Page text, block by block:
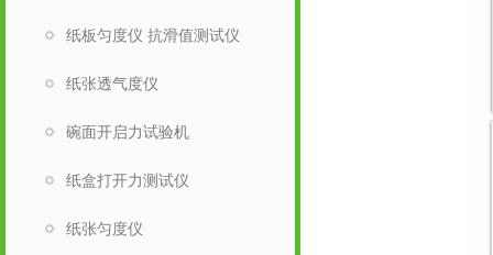
纸板匀度仪 抗滑值测试仪
纸张透气度仪
碗面开启力试验机
纸盒打开力测试仪
纸张匀度仪